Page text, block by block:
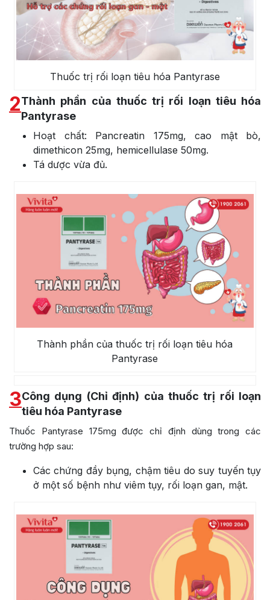
Thuốc trị rối loạn tiêu hóa Pantyrase
2Thành phần của thuốc trị rối loạn tiêu hóa
Pantyrase
Hoạt chất: Pancreatin 175mg, cao mật bò,
dimethicon 25mg, hemicellulase 50mg.
Tá dược vừa đủ.
Thành phần của thuốc trị rối loạn tiêu hóa
Pantyrase
3Công dụng (Chỉ định) của thuốc trị rối loạn
tiêu hóa Pantyrase
Thuốc Pantyrase 175mg được chỉ định dùng trong các
trường hợp sau:
Các chứng đầy bụng, chậm tiêu do suy tuyến tụy
ở một số bệnh như viêm tụy, rối loạn gan, mật.